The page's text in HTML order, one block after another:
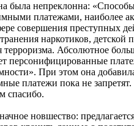
была непреклонна:
платежами, наиболее
совершения преступных
наркотиков, детской
Абсолютное
персонифицированные
При этом она
платежи пока не
спасибо.
новшество: